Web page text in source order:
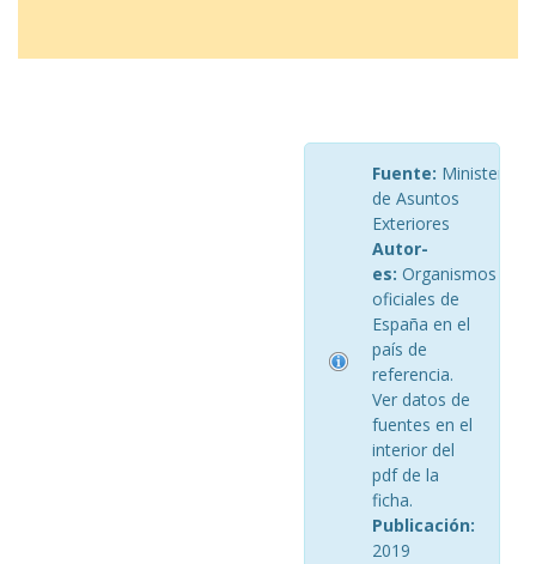
Fuente: Ministerio
de Asuntos
Exteriores
Autor-
es: Organismos
oficiales de
España en el
país de
referencia.
Ver datos de
fuentes en el
interior del
pdf de la
ficha.
Publicación:
2019